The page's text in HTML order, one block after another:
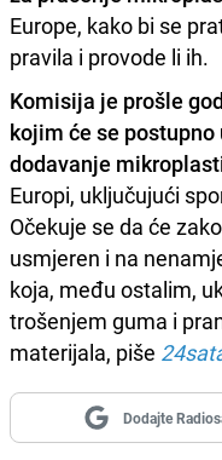
Europe, kako bi se
pravila i provode li ih.
Komisija je prošle
kojim će se
dodavanje
Europi, uključujući
Očekuje se da će
usmjeren i na
koja, među ostalim,
trošenjem guma i
materijala, piše
Dodajte